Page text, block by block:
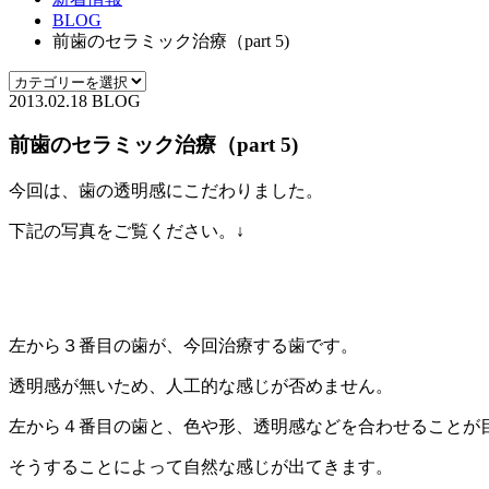
BLOG
前歯のセラミック治療（part 5)
2013.02.18 BLOG
前歯のセラミック治療（part 5)
今回は、歯の透明感にこだわりました。
下記の写真をご覧ください。↓
左から３番目の歯が、今回治療する歯です。
透明感が無いため、人工的な感じが否めません。
左から４番目の歯と、色や形、透明感などを合わせることが
そうすることによって自然な感じが出てきます。